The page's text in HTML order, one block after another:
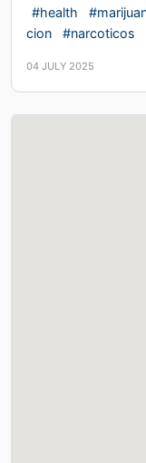
#health
cion
#narcoticos
04 JULY 2025